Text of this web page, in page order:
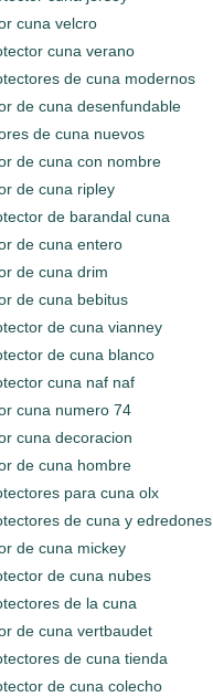
cuna velcro
cuna verano
de cuna modernos
de cuna desenfundable
de cuna nuevos
de cuna con nombre
de cuna ripley
de barandal cuna
de cuna entero
de cuna drim
de cuna bebitus
de cuna vianney
de cuna blanco
cuna naf naf
cuna numero 74
cuna decoracion
de cuna hombre
para cuna olx
de cuna y edredones
de cuna mickey
de cuna nubes
de la cuna
de cuna vertbaudet
de cuna tienda
de cuna colecho